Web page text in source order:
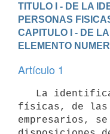
TITULO I - DE LA
PERSONAS
CAPITULO I - DE
ELEMENTO
Artículo 1
físicas, de las
empresarios,